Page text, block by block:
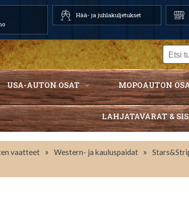
Hää- ja juhlakuljetukset
USA-AUTON OSAT MOPOAUTON
LAHJATAVARAT &
vaatteet » Western- ja kauluspaidat »